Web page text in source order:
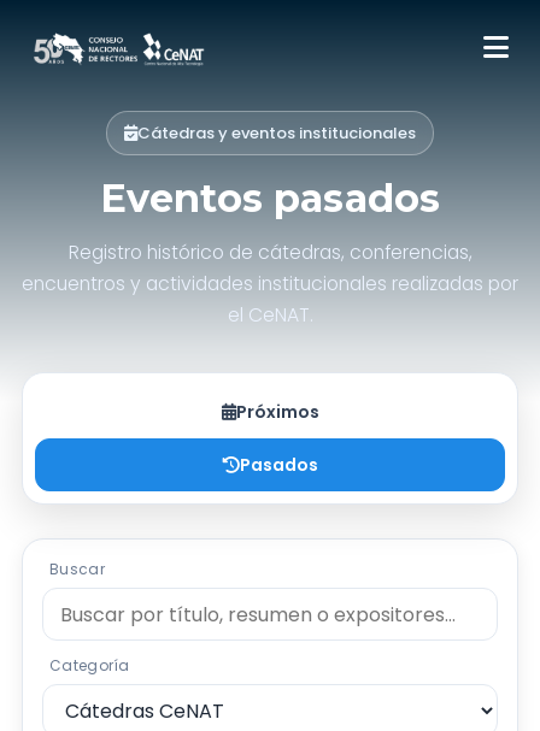
Cátedras y eventos institucionales
Eventos pasados
Registro histórico de cátedras, conferencias,
encuentros y actividades institucionales realizadas por
el CeNAT.
Próximos
Pasados
Búsqueda y filtros
Buscar
Categoría